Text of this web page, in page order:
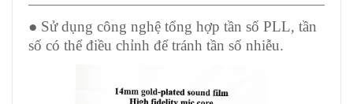
● Sử dụng công nghệ tổng hợp tần số PLL, tần
số có thể điều chỉnh để tránh tần số nhiễu.